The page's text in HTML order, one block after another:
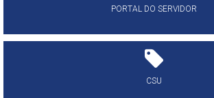
PORTAL DO SERVIDOR
CSU